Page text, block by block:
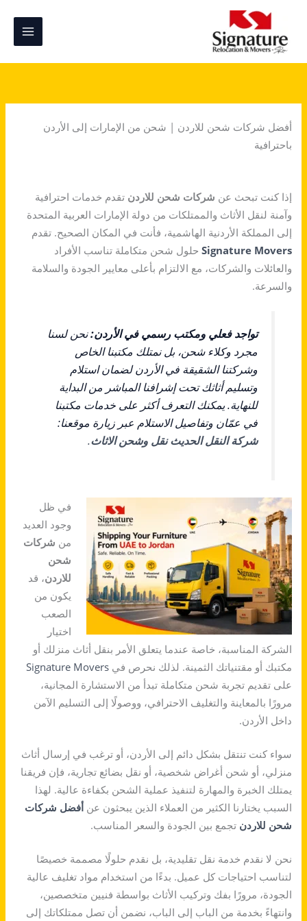
المحتوى
أفضل شركات شحن للاردن | شحن من الإمارات إلى الأردن
باحترافية
إذا كنت تبحث عن شركات شحن للاردن تقدم خدمات احترافية
وآمنة لنقل الأثاث والممتلكات من دولة الإمارات العربية المتحدة
إلى المملكة الأردنية الهاشمية، فأنت في المكان الصحيح. تقدم
Signature Movers حلول شحن متكاملة تناسب الأفراد
والعائلات والشركات، مع الالتزام بأعلى معايير الجودة والسلامة
والسرعة.
تواجد فعلي ومكتب رسمي في الأردن:نحن لسنا
مجرد وكلاء شحن، بل نمتلك مكتبنا الخاص
وشركتنا الشقيقة في الأردن لضمان استلام
وتسليم أثاثك تحت إشرافنا المباشر من البداية
للنهاية. يمكنك التعرف أكثر على خدمات مكتبنا
في عمّان وتفاصيل الاستلام عبر زيارة موقعنا:
شركة النقل الحديث نقل وشحن الاثاث.
في ظل
وجود العديد
من شركات
شحن
للاردن، قد
يكون من
الصعب
اختيار
الشركة المناسبة، خاصة عندما يتعلق الأمر بنقل أثاث منزلك أو
مكتبك أو مقتنياتك الثمينة. لذلك نحرص فيSignature Movers
على تقديم تجربة شحن متكاملة تبدأ من الاستشارة المجانية،
مرورًا بالمعاينة والتغليف الاحترافي، ووصولًا إلى التسليم الآمن
داخل الأردن.
سواء كنت تنتقل بشكل دائم إلى الأردن، أو ترغب في إرسال أثاث
منزلي، أو شحن أغراض شخصية، أو نقل بضائع تجارية، فإن فريقنا
يمتلك الخبرة والمهارة لتنفيذ عملية الشحن بكفاءة عالية. لهذا
السبب يختارنا الكثير من العملاء الذين يبحثون عنأفضل شركات
شحن للاردن تجمع بين الجودة والسعر المناسب.
نحن لا نقدم خدمة نقل تقليدية، بل نقدم حلولًا مصممة خصيصًا
لتناسب احتياجات كل عميل. بدءًا من استخدام مواد تغليف عالية
الجودة، مرورًا بفك وتركيب الأثاث بواسطة فنيين متخصصين،
وانتهاءً بخدمة من الباب إلى الباب، نضمن أن تصل ممتلكاتك إلى